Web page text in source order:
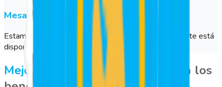
Mesa de Ayuda
Estamos aquí para ayudarte. Nuestro equipo de soporte está
disponible por varios canales para resolver tus dudas.
Mejora tu manera de trabajar
con los